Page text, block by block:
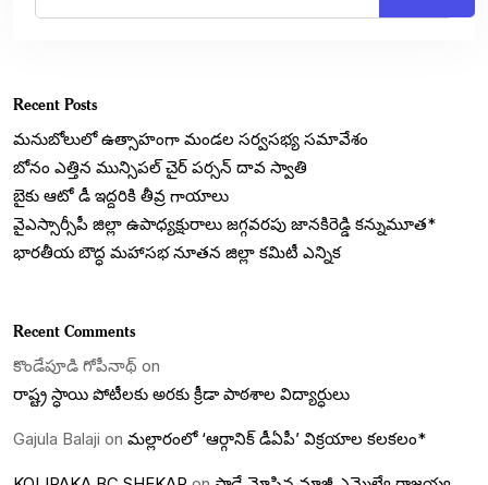
Recent Posts
మనుబోలులో ఉత్సాహంగా మండల సర్వసభ్య సమావేశం
బోనం ఎత్తిన మున్సిపల్ చైర్ పర్సన్ దావ స్వాతి
బైకు ఆటో డీ ఇద్దరికి తీవ్ర గాయాలు
వైఎస్సార్సీపీ జిల్లా ఉపాధ్యక్షురాలు జగ్గవరపు జానకిరెడ్డి కన్నుమూత*
భారతీయ బౌద్ధ మహాసభ నూతన జిల్లా కమిటీ ఎన్నిక
Recent Comments
కొండేపూడి గోపీనాథ్ on
రాష్ట్ర స్ధాయి పోటీలకు అరకు క్రీడా పాఠశాల విద్యార్ధులు
Gajula Balaji on మల్లారంలో ‘ఆర్గానిక్ డీఏపీ’ విక్రయాల కలకలం*